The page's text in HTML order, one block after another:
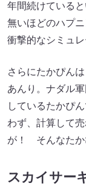
年間続けている
無いほどのハプ
衝撃的なシミュ
さらにたかぴん
あんり。ナダル
しているたかぴ
わず、計算して
が！ そんなたか
スカイサー